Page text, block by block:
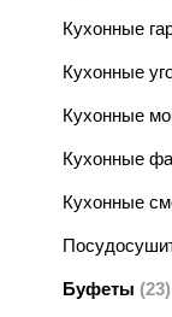
Кухонные
Кухонные
Кухонные
Кухонные
Кухонные
Буфеты (23)